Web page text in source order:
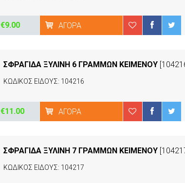
€9.00 ΑΓΟΡΆ
ΣΦΡΑΓΙΔΑ ΞΥΛΙΝΗ 6 ΓΡΑΜΜΩΝ ΚΕΙΜΕΝΟΥ
ΚΩΔΙΚΟΣ ΕΙΔΟΥΣ: 104216
€11.00 ΑΓΟΡΆ
ΣΦΡΑΓΙΔΑ ΞΥΛΙΝΗ 7 ΓΡΑΜΜΩΝ ΚΕΙΜΕΝΟΥ
ΚΩΔΙΚΟΣ ΕΙΔΟΥΣ: 104217